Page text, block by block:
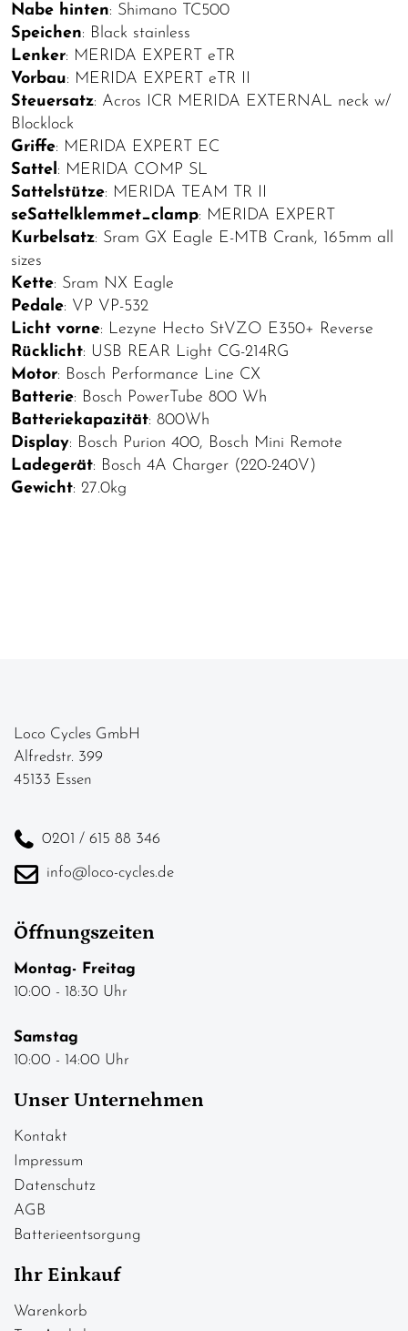
Nabe hinten: Shimano TC500
Speichen: Black stainless
Lenker: MERIDA EXPERT eTR
Vorbau: MERIDA EXPERT eTR II
Steuersatz: Acros ICR MERIDA EXTERNAL neck w/
Blocklock
Griffe: MERIDA EXPERT EC
Sattel: MERIDA COMP SL
Sattelstütze: MERIDA TEAM TR II
seSattelklemmet_clamp: MERIDA EXPERT
Kurbelsatz: Sram GX Eagle E-MTB Crank, 165mm all
sizes
Kette: Sram NX Eagle
Pedale: VP VP-532
Licht vorne: Lezyne Hecto StVZO E350+ Reverse
Rücklicht: USB REAR Light CG-214RG
Motor: Bosch Performance Line CX
Batterie: Bosch PowerTube 800 Wh
Batteriekapazität: 800Wh
Display: Bosch Purion 400, Bosch Mini Remote
Ladegerät: Bosch 4A Charger (220-240V)
Gewicht: 27.0kg
Loco Cycles GmbH
Alfredstr. 399
45133 Essen
0201 / 615 88 346
info@loco-cycles.de
Öffnungszeiten
Montag- Freitag
10:00 - 18:30 Uhr
Samstag
10:00 - 14:00 Uhr
Unser Unternehmen
Kontakt
Impressum
Datenschutz
AGB
Batterieentsorgung
Ihr Einkauf
Warenkorb